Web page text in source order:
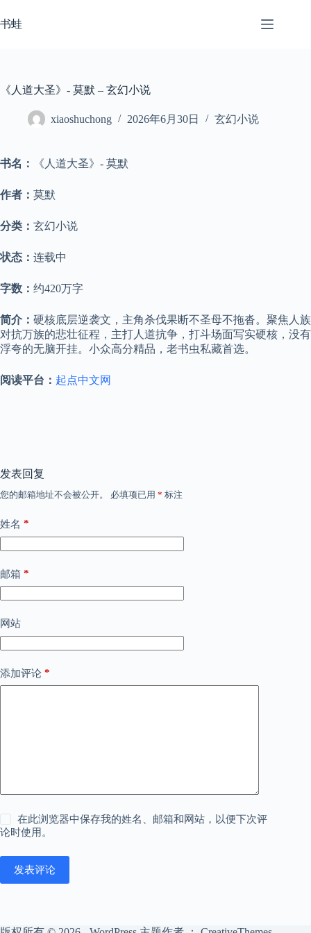
至
书蛙
《人道大圣》- 莫默 – 玄幻小说
xiaoshuchong 2026年6月30日 玄幻小说
书名： 《人道大圣》- 莫默
作者： 莫默
分类： 玄幻小说
状态： 连载中
字数： 约420万字
简介： 硬核底层逆袭文，主角杀伐果断不圣母不拖沓。聚焦人族
对抗万族的悲壮征程，主打人道抗争，打斗场面写实硬核，没有
浮夸的无脑开挂。小众高分精品，老书虫私藏首选。
阅读平台： 起点中文网
发表回复
您的邮箱地址不会被公开。 必填项已用 * 标注
姓名 *
邮箱 *
网站
添加评论 *
在此浏览器中保存我的姓名、邮箱和网站，以便下次评
论时使用。
发表评论